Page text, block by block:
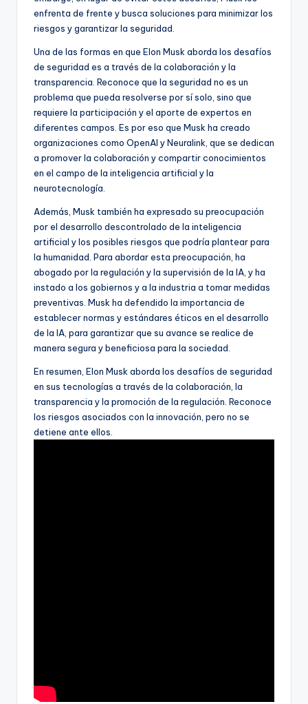
enfrenta de frente y busca soluciones para minimizar los
riesgos y garantizar la seguridad.
Una de las formas en que Elon Musk aborda los desafíos
de seguridad es a través de la colaboración y la
transparencia. Reconoce que la seguridad no es un
problema que pueda resolverse por sí solo, sino que
requiere la participación y el aporte de expertos en
diferentes campos. Es por eso que Musk ha creado
organizaciones como OpenAI y Neuralink, que se dedican
a promover la colaboración y compartir conocimientos
en el campo de la inteligencia artificial y la
neurotecnología.
Además, Musk también ha expresado su preocupación
por el desarrollo descontrolado de la inteligencia
artificial y los posibles riesgos que podría plantear para
la humanidad. Para abordar esta preocupación, ha
abogado por la regulación y la supervisión de la IA, y ha
instado a los gobiernos y a la industria a tomar medidas
preventivas. Musk ha defendido la importancia de
establecer normas y estándares éticos en el desarrollo
de la IA, para garantizar que su avance se realice de
manera segura y beneficiosa para la sociedad.
En resumen, Elon Musk aborda los desafíos de seguridad
en sus tecnologías a través de la colaboración, la
transparencia y la promoción de la regulación. Reconoce
los riesgos asociados con la innovación, pero no se
detiene ante ellos.